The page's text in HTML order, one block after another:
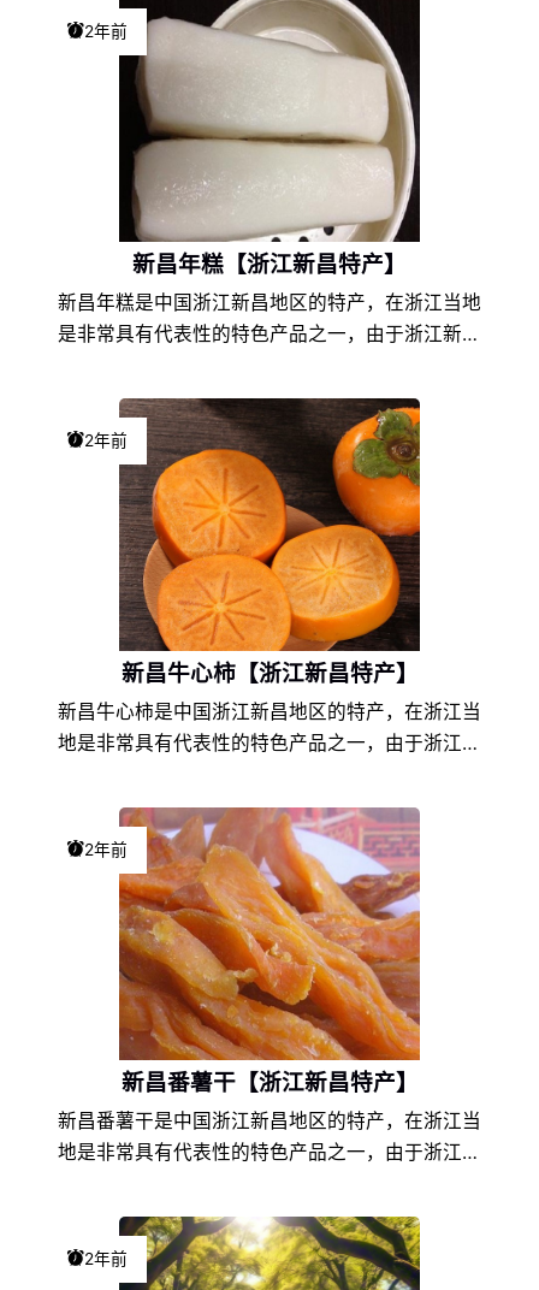
格，享誉盛名，深受新昌蓝莓爱好者们的喜爱。
2年前
新昌年糕【浙江新昌特产】
新昌年糕是中国浙江新昌地区的特产，在浙江当地
是非常具有代表性的特色产品之一，由于浙江新昌
人情的差异，使得新昌年糕在浙江特产中独具一
格，享誉盛名，深受新昌年糕爱好者们的喜爱。
2年前
新昌牛心柿【浙江新昌特产】
新昌牛心柿是中国浙江新昌地区的特产，在浙江当
地是非常具有代表性的特色产品之一，由于浙江新
土人情的差异，使得新昌牛心柿在浙江特产中独具
一格，享誉盛名，深受新昌牛心柿爱好者们的喜
爱。
2年前
新昌番薯干【浙江新昌特产】
新昌番薯干是中国浙江新昌地区的特产，在浙江当
地是非常具有代表性的特色产品之一，由于浙江新
土人情的差异，使得新昌番薯干在浙江特产中独具
一格，享誉盛名，深受新昌番薯干爱好者们的喜
爱。
2年前